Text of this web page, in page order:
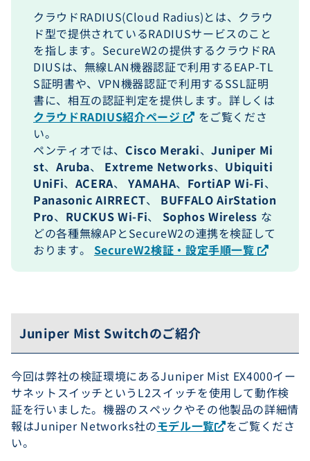
クラウドRADIUS(Cloud Radius)とは、クラウ
ド型で提供されているRADIUSサービスのこと
を指します。SecureW2の提供するクラウドRA
DIUSは、無線LAN機器認証で利用するEAP-TL
S証明書や、VPN機器認証で利用するSSL証明
書に、相互の認証判定を提供します。詳しくは
クラウドRADIUS紹介ページ
をご覧くださ
い。
ペンティオでは、Cisco Meraki、Juniper Mi
st、 Aruba、 Extreme Networks、 Ubiquiti
UniFi、 ACERA、YAMAHA、 FortiAP Wi-Fi、
Panasonic AIRRECT、 BUFFALO AirStation
Pro、 RUCKUS Wi-Fi、 Sophos Wireless な
どの各種無線APとSecureW2の連携を検証して
おります。 SecureW2検証・設定手順一覧
Juniper Mist Switchのご紹介
今回は弊社の検証環境にあるJuniper Mist EX4000イー
サネットスイッチというL2スイッチを使用して動作検
証を行いました。機器のスペックやその他製品の詳細情
報はJuniper Networks社のモデル一覧
をご覧くださ
い。